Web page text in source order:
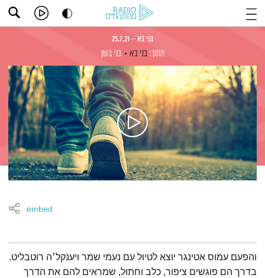
בני בא – 25.7.21
מתוך: בני בא בני בשן
embed
תמצית הפודקאסט
והפעם עמוס אטינגר יוצא לטיול עם נעמי שמר ויענקל׳ה רוטבליט.
בדרך הם פוגשים ציפור, כלב וחתול, שמראים להם את הדרך